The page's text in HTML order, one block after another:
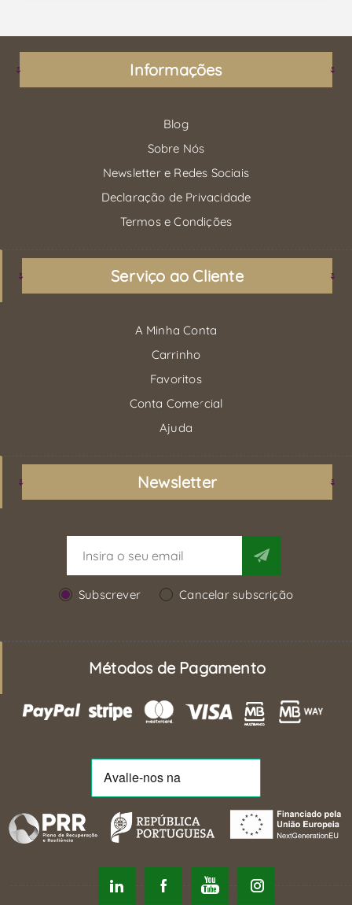
Informações
Blog
Sobre Nós
Newsletter e Redes Sociais
Declaração de Privacidade
Termos e Condições
Serviço ao Cliente
A Minha Conta
Carrinho
Favoritos
Conta Comercial
Ajuda
Newsletter
Subscrever Cancelar subscrição
Métodos de Pagamento